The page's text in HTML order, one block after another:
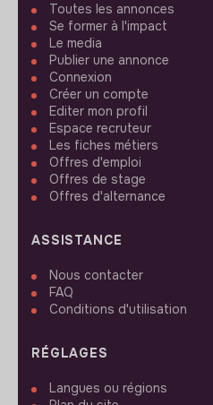
Toutes les annonces
Se former à l'impact
Le media
Publier une annonce
Connexion
Créer un compte
Editer mon profil
Espace recruteur
Les fiches métiers
Offres d'emploi
Offres de stage
Offres d'alternance
ASSISTANCE
Nous contacter
FAQ
Conditions d'utilisation
RÉGLAGES
Langues ou régions